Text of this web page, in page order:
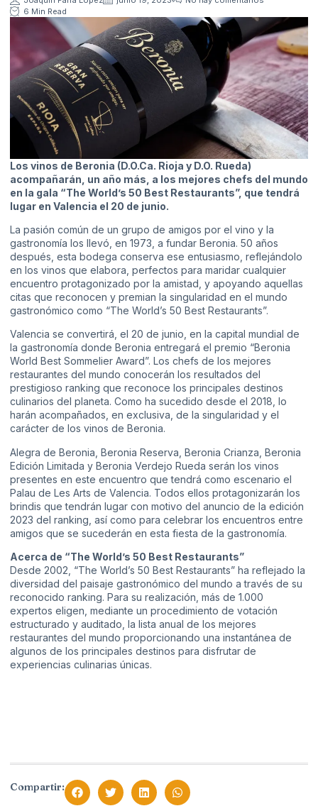
6 Min Read
Los vinos de Beronia (D.O.Ca. Rioja y D.O. Rueda)
acompañarán, un año más, a los mejores chefs del mundo
en la gala “The World’s 50 Best Restaurants”, que tendrá
lugar en Valencia el 20 de junio.
La pasión común de un grupo de amigos por el vino y la
gastronomía los llevó, en 1973, a fundar Beronia. 50 años
después, esta bodega conserva ese entusiasmo, reflejándolo
en los vinos que elabora, perfectos para maridar cualquier
encuentro protagonizado por la amistad, y apoyando aquellas
citas que reconocen y premian la singularidad en el mundo
gastronómico como “The World’s 50 Best Restaurants”.
Valencia se convertirá, el 20 de junio, en la capital mundial de
la gastronomía donde Beronia entregará el premio “Beronia
World Best Sommelier Award”. Los chefs de los mejores
restaurantes del mundo conocerán los resultados del
prestigioso ranking que reconoce los principales destinos
culinarios del planeta. Como ha sucedido desde el 2018, lo
harán acompañados, en exclusiva, de la singularidad y el
carácter de los vinos de Beronia.
Alegra de Beronia, Beronia Reserva, Beronia Crianza, Beronia
Edición Limitada y Beronia Verdejo Rueda serán los vinos
presentes en este encuentro que tendrá como escenario el
Palau de Les Arts de Valencia. Todos ellos protagonizarán los
brindis que tendrán lugar con motivo del anuncio de la edición
2023 del ranking, así como para celebrar los encuentros entre
amigos que se sucederán en esta fiesta de la gastronomía.
Acerca de “The World’s 50 Best Restaurants”
Desde 2002, “The World’s 50 Best Restaurants” ha reflejado la
diversidad del paisaje gastronómico del mundo a través de su
reconocido ranking. Para su realización, más de 1.000
expertos eligen, mediante un procedimiento de votación
estructurado y auditado, la lista anual de los mejores
restaurantes del mundo proporcionando una instantánea de
algunos de los principales destinos para disfrutar de
experiencias culinarias únicas.
Compartir: